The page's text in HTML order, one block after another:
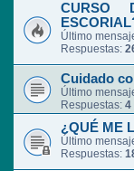
CURSO
Último
Respuestas:
Cuidado
Último
Respuestas: 4
¿QUÉ ME
Último
Respuestas: